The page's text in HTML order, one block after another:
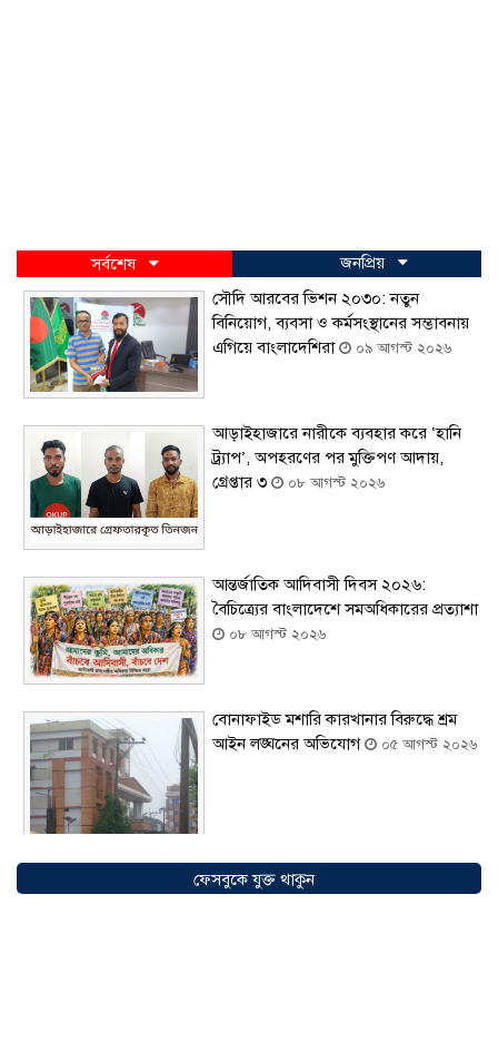
সর্বশেষ
জনপ্রিয়
সৌদি আরবের ভিশন ২০৩০: নতুন
বিনিয়োগ, ব্যবসা ও কর্মসংস্থানের সম্ভাবনায়
এগিয়ে বাংলাদেশিরা
০৯ আগস্ট ২০২৬
আড়াইহাজারে নারীকে ব্যবহার করে ‘হানি
ট্র্যাপ’, অপহরণের পর মুক্তিপণ আদায়,
গ্রেপ্তার ৩
০৮ আগস্ট ২০২৬
আন্তর্জাতিক আদিবাসী দিবস ২০২৬:
বৈচিত্র্যের বাংলাদেশে সমঅধিকারের প্রত্যাশা
০৮ আগস্ট ২০২৬
বোনাফাইড মশারি কারখানার বিরুদ্ধে শ্রম
আইন লঙ্ঘনের অভিযোগ
০৫ আগস্ট ২০২৬
ফেসবুকে যুক্ত থাকুন